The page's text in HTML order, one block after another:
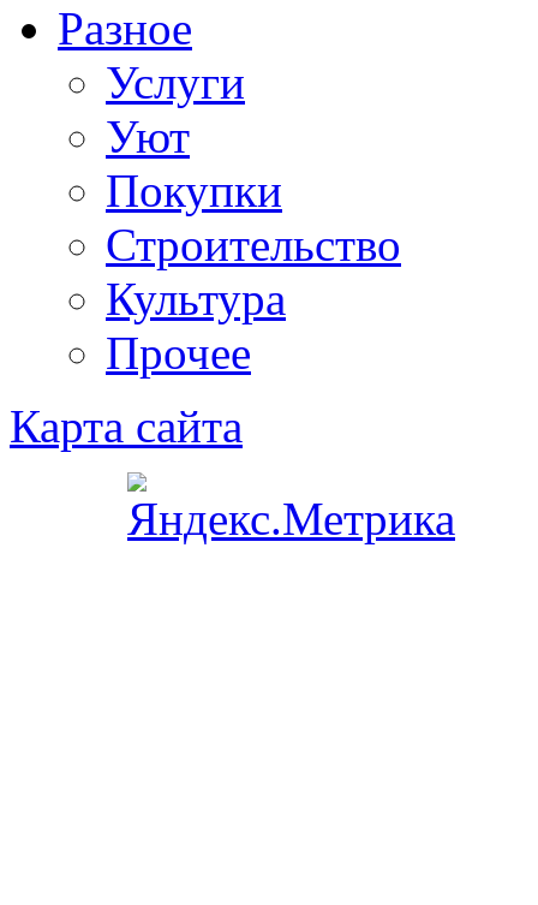
Разное
Услуги
Уют
Покупки
Строительство
Культура
Прочее
Карта сайта